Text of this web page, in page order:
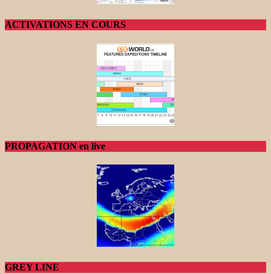
ACTIVATIONS EN COURS
PROPAGATION en live
GREY LINE